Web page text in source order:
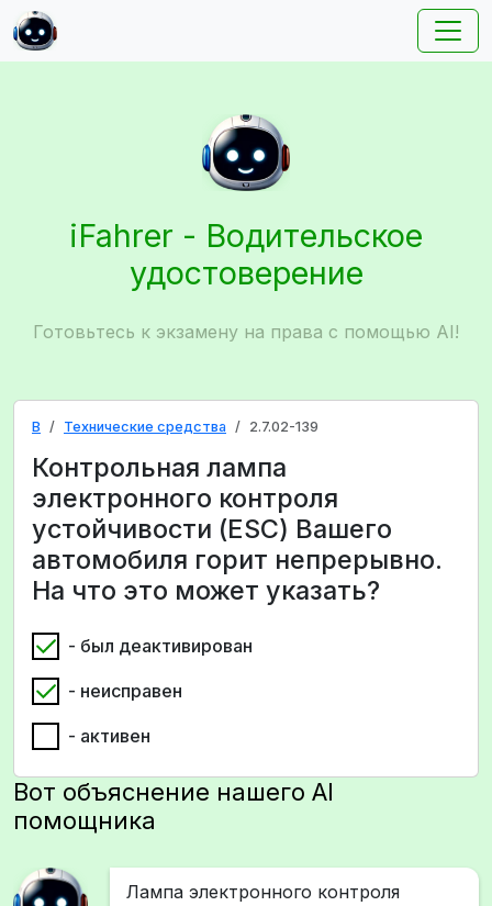
iFahrer - Водительское
удостоверение
Готовьтесь к экзамену на права с помощью AI!
B Технические средства 2.7.02-139
Контрольная лампа
электронного контроля
устойчивости (ESC) Вашего
автомобиля горит непрерывно.
На что это может указать?
- был деактивирован
- неисправен
- активен
Вот объяснение нашего AI
помощника
Лампа электронного контроля